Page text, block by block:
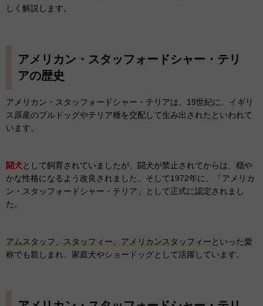
しく解説します。
アメリカン・スタッフォードシャー・テリ
アの歴史
アメリカン・スタッフォードシャー・テリアは、19世紀に、イギリ
ス原産のブルドッグやテリア種を交配して生み出されたといわれて
います。
闘犬として飼育されていましたが、闘犬が禁止されてからは、穏や
かな性格になるよう改良されました。そして1972年に、「アメリカ
ン・スタッフォードシャー・テリア」として正式に認定されまし
た。
アムスタッフ、スタッフィー、アメリカンスタッフィーといった愛
称でも親しまれ、家庭犬やショードッグとして活躍しています。